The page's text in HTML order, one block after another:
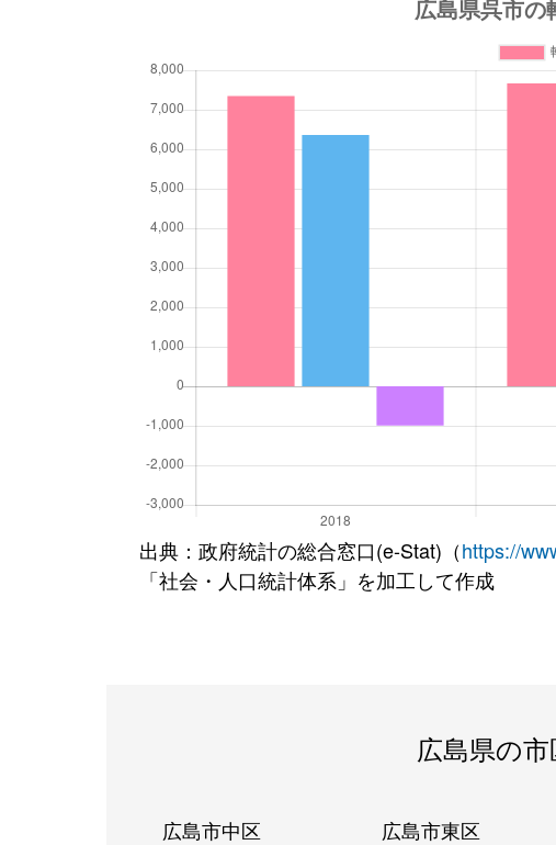
出典：政府統計の総合窓口(e-Stat)（https://
「社会・人口統計体系」を加工して作成
広島県の
広島市中区 広島市東区